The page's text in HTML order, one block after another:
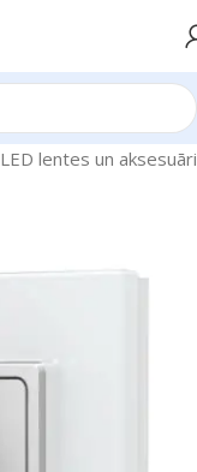
LED lentes un aksesuāri